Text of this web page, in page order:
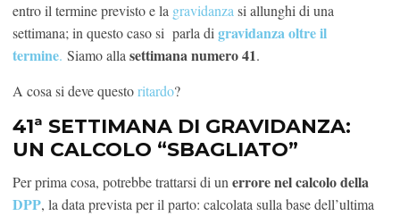
entro il termine previsto e la gravidanza si allunghi di una
settimana; in questo caso si parla di gravidanza oltre il
termine. Siamo alla settimana numero 41.
A cosa si deve questoritardo?
41ª SETTIMANA DI GRAVIDANZA:
UN CALCOLO “SBAGLIATO”
Per prima cosa, potrebbe trattarsi di un errore nel calcolo della
DPP, la data prevista per il parto: calcolata sulla base dell’ultima